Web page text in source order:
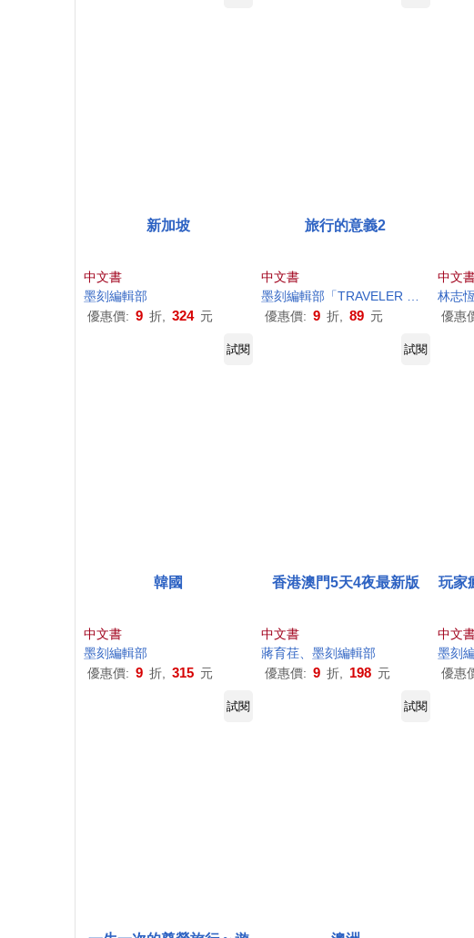
新加坡
中文書
墨刻編輯部
優惠價: 9 折, 324 元
旅行的意義2
中文書
墨刻編輯部 「TRAVELER Luxe 旅人誌」
優惠價: 9 折, 89 元
中文
林志
優惠
試閱 試閱
韓國
中文書
墨刻編輯部
優惠價: 9 折, 315 元
香港澳門5天4夜最新版
中文書
蔣育荏、 墨刻編輯部
優惠價: 9 折, 198 元
玩家
中文
墨刻
優惠
試閱 試閱